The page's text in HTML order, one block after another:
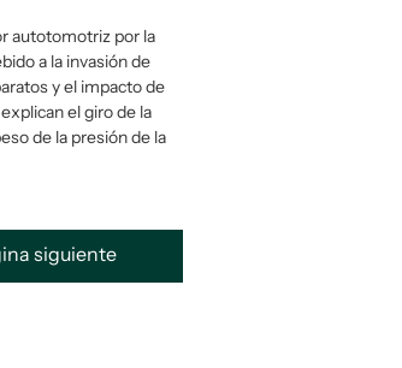
autotomotriz por la
a la invasión de
y el impacto de
el giro de la
de la presión de la
siguiente